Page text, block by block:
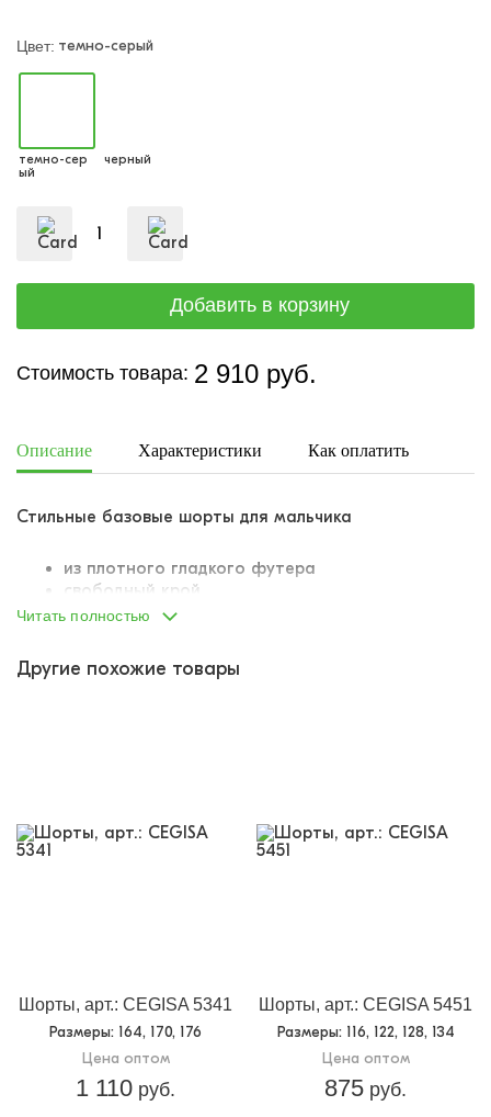
Цвет: темно-серый
темно-сер
ый
черный
Стоимость товара: 2 910 руб.
Описание Характеристики Как оплатить
Стильные базовые шорты для мальчика
из плотного гладкого футера
свободный крой
длинные и широкие - такие, как сейчас любят
резинка продублирована шнурком-завязкой для
Читать полностью
Другие похожие товары
Шорты, арт.: CEGISA 5341
Размеры: 164, 170, 176
Цена оптом
1 110 руб.
Шорты, арт.: CEGISA 5451
Размеры: 116, 122, 128, 134
Цена оптом
875 руб.